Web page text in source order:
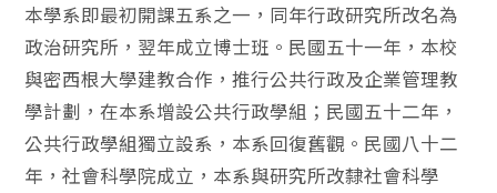
本學系即最初開課五系之一，同年行政研究所改名為
政治研究所，翌年成立博士班。民國五十一年，本校
與密西根大學建教合作，推行公共行政及企業管理教
學計劃，在本系增設公共行政學組；民國五十二年，
公共行政學組獨立設系，本系回復舊觀。民國八十二
年，社會科學院成立，本系與研究所改隸社會科學